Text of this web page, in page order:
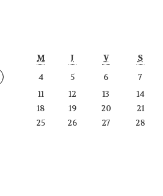
M J V
S
4 5 6
7
11 12 13
14
18 19 20
21
25 26 27
28